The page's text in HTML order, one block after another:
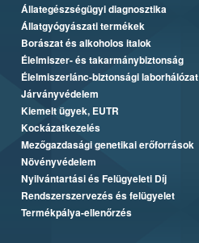
Állategészségügyi diagnosztika
Állatgyógyászati termékek
Borászat és alkoholos italok
Élelmiszer- és takarmánybiztonság
Élelmiszerlánc-biztonsági laborhálózat
Járványvédelem
Kiemelt ügyek, EUTR
Kockázatkezelés
Mezőgazdasági genetikai erőforrások
Növényvédelem
Nyilvántartási és Felügyeleti Díj
Rendszerszervezés és felügyelet
Termékpálya-ellenőrzés